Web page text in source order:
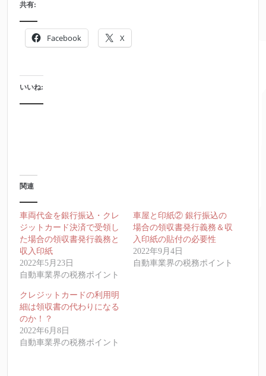
共有:
Facebook X
いいね:
関連
車両代金を銀行振込・クレ
ジットカード決済で受領し
た場合の領収書発行義務と
収入印紙
2022年5月23日
自動車業界の税務ポイント
車屋と印紙② 銀行振込の
場合の領収書発行義務＆収
入印紙の貼付の必要性
2022年9月4日
自動車業界の税務ポイント
クレジットカードの利用明
細は領収書の代わりになる
のか！？
2022年6月8日
自動車業界の税務ポイント